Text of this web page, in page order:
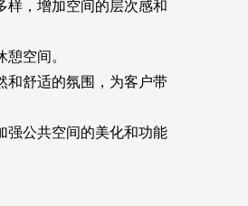
样，增加空间的层次感和
空间。
和舒适的氛围，为客户带
强公共空间的美化和功能